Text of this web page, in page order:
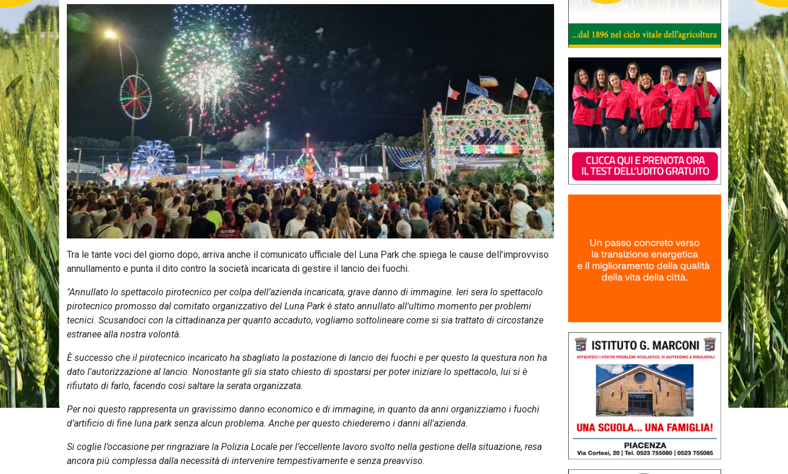
Tra le tante voci del giorno dopo, arriva anche il comunicato ufficiale del Luna Park che spiega le cause dell'improvviso
annullamento e punta il dito contro la società incaricata di gestire il lancio dei fuochi.
"Annullato lo spettacolo pirotecnico per colpa dell’azienda incaricata, grave danno di immagine. Ieri sera lo spettacolo
pirotecnico promosso dal comitato organizzativo del Luna Park è stato annullato all'ultimo momento per problemi
tecnici. Scusandoci con la cittadinanza per quanto accaduto, vogliamo sottolineare come si sia trattato di circostanze
estranee alla nostra volontà.
È successo che il pirotecnico incaricato ha sbagliato la postazione di lancio dei fuochi e per questo la questura non ha
dato l'autorizzazione al lancio. Nonostante gli sia stato chiesto di spostarsi per poter iniziare lo spettacolo, lui si è
rifiutato di farlo, facendo così saltare la serata organizzata.
Per noi questo rappresenta un gravissimo danno economico e di immagine, in quanto da anni organizziamo i fuochi
d’artificio di fine luna park senza alcun problema. Anche per questo chiederemo i danni all'azienda.
Si coglie l’occasione per ringraziare la Polizia Locale per l’eccellente lavoro svolto nella gestione della situazione, resa
ancora più complessa dalla necessità di intervenire tempestivamente e senza preavviso.